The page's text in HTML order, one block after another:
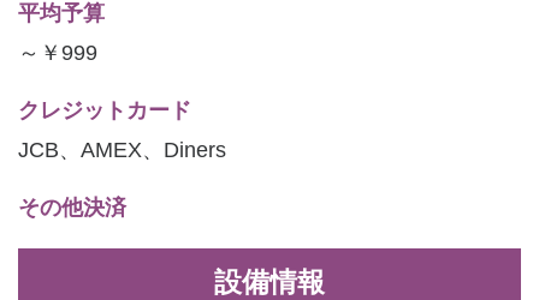
平均予算
～￥999
クレジットカード
JCB、AMEX、Diners
その他決済
設備情報